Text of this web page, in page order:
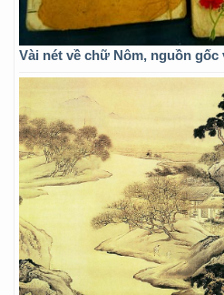
Vài nét về chữ Nôm, nguồn